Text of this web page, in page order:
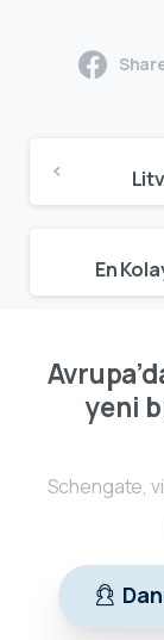
yeni
Schengate,